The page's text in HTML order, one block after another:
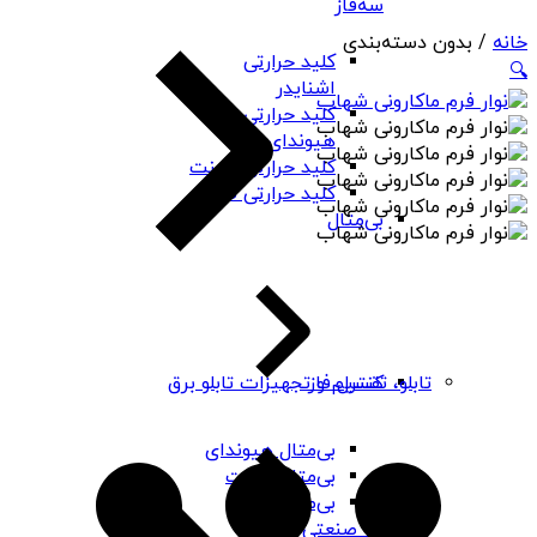
کلید حرارتی
اشنایدر
کلید حرارتی
هیوندای
کلید حرارتی چینت
کلید حرارتی PNS
بی‌متال
بی‌متال هیوندای
بی‌متال چینت
بی‌متال PNS
رله صنعتی
سه‌فاز
کنترل فاز
تابلو، تقسیم و تجهیزات تابلو برق
خانه / بدون دسته‌بندی
🔍